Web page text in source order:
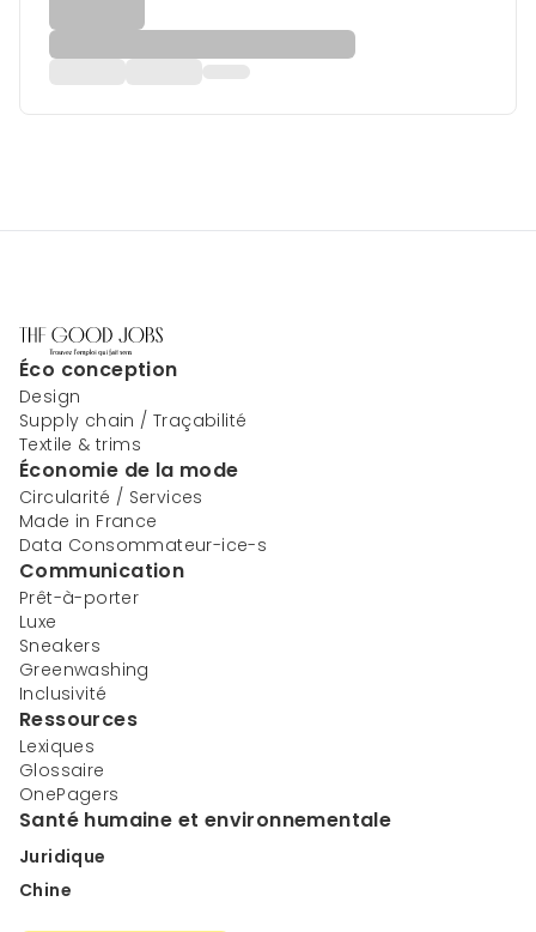
Éco conception
Design
Supply chain / Traçabilité
Textile & trims
Économie de la mode
Circularité / Services
Made in France
Data Consommateur-ice-s
Communication
Prêt-à-porter
Luxe
Sneakers
Greenwashing
Inclusivité
Ressources
Lexiques
Glossaire
OnePagers
Santé humaine et environnementale
Juridique
Chine